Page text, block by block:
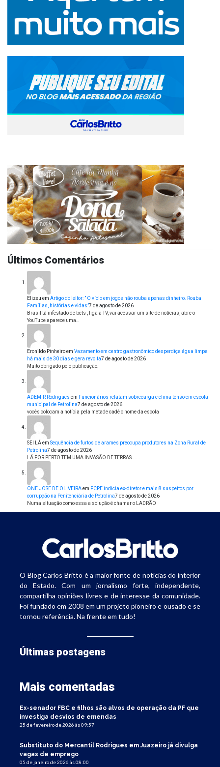
Últimos Comentários
Elizeu em Artigo do leitor: ” O vício em jogos não rouba apenas dinheiro. Rouba
Famílias, histórias e vidas”7 de agosto de 2026
Brasil tá infestado de bets , liga a TV, vai acessar um site de notícias, abre o
YouTube aparece uma…
Eronildo Pinheiroem Vazamento em centro gastronômico desperdiça água limpa
há mais de 30 dias e gera revolta7 de agosto de 2026
Muito obrigado pelo publicação.
ADEMIR Rodrigues em Funcionários relatam sobrecarga e clima tenso em escola
municipal de Petrolina7 de agosto de 2026
vocês colocam a notícia pela metade cadê o nome da escola
SEI LÁem Sequência de furtos de arames preocupa produtores na Zona Rural de
Petrolina7 de agosto de 2026
LÁ POR PERTO TEM UMA INVASÃO DE TERRAS......
ONE JOSE DE OLIVEIRAem PCPE indicia ex-diretor e mais 8 suspeitos por
corrupção na Penitenciária de Petrolina7 de agosto de 2026
Numa situação como essa a solução é chamar o LADRÃO
O Blog Carlos Britto é a maior fonte de notícias do interior
do Estado. Com um jornalismo forte, independente,
compartilha opiniões livres e de interesse da comunidade.
Foi fundado em 2008 em um projeto pioneiro e ousado e se
tornou referência. Na frente em tudo!
Últimas postagens
Mais comentadas
Ex-senador FBC e filhos são alvos de operação da PF que
investiga desvios de emendas
25 de fevereiro de 2026 às 09:57
Substituto do Mercantil Rodrigues em Juazeiro já divulga
vagas de emprego
05 de janeiro de 2026 às 08:00